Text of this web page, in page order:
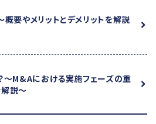
概要やメリットとデメリットを解説
～M&Aにおける実施フェーズの重
説～